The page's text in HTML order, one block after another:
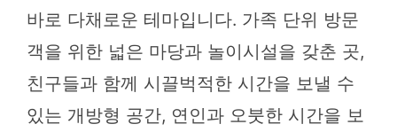
바로 다채로운 테마입니다. 가족 단위 방문
객을 위한 넓은 마당과 놀이시설을 갖춘 곳,
친구들과 함께 시끌벅적한 시간을 보낼 수
있는 개방형 공간, 연인과 오붓한 시간을 보